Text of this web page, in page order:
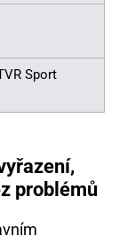
Sport
problémů